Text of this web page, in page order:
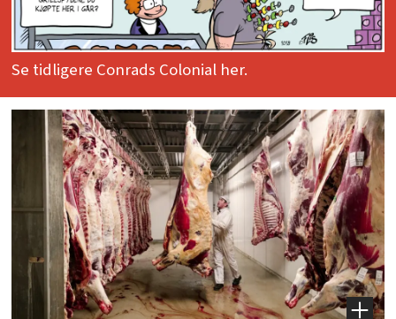
Se tidligere Conrads Colonial her.